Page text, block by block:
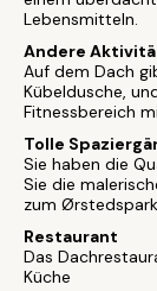
Lebensmitteln.
Andere
Auf dem Dach
Kübeldusche,
Fitnessbereich
Tolle
Sie haben die
Sie die
zum
Restaurant
Das
Küche